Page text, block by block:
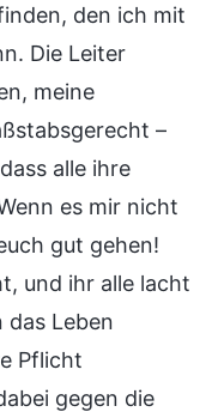
den ich mit
Die Leiter
meine
–
alle ihre
es mir nicht
gut gehen!
und ihr alle lacht
das Leben
Pflicht
gegen die